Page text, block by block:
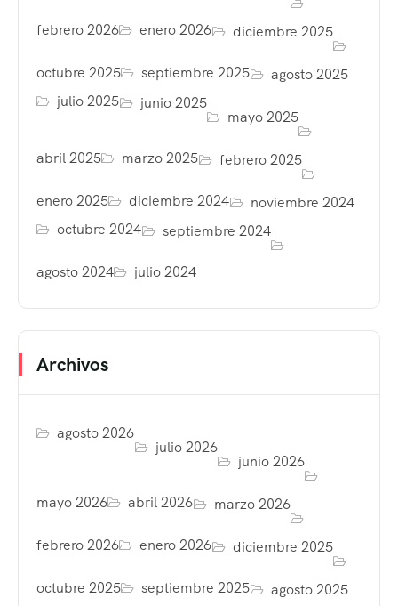
febrero 2026 enero 2026 diciembre 2025
octubre 2025 septiembre 2025
agosto 2025
julio 2025
junio 2025
mayo 2025
abril 2025 marzo 2025 febrero 2025
enero 2025 diciembre 2024
noviembre 2024
octubre 2024
septiembre 2024
agosto 2024 julio 2024
Archivos
agosto 2026
julio 2026
junio 2026
mayo 2026 abril 2026 marzo 2026
febrero 2026 enero 2026 diciembre 2025
octubre 2025 septiembre 2025
agosto 2025